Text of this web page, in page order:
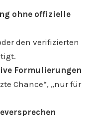
ohne offizielle
den verifizierten
Formulierungen
Chance“, „nur für